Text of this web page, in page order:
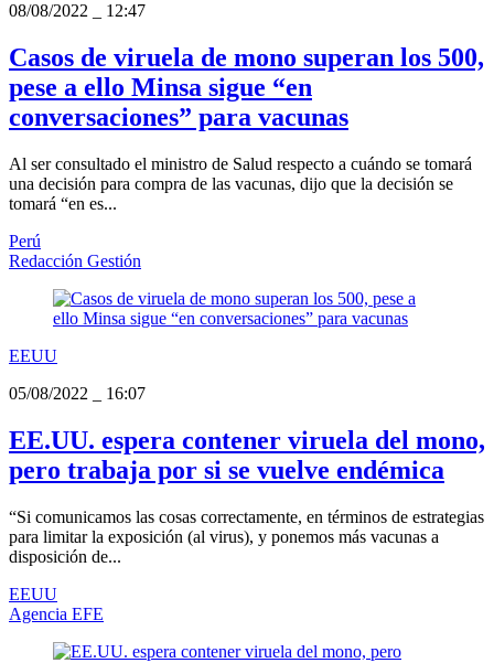
08/08/2022
12:47
Casos de viruela de mono superan los 500,
pese a ello Minsa sigue “en
conversaciones” para vacunas
Al ser consultado el ministro de Salud respecto a cuándo se tomará
una decisión para compra de las vacunas, dijo que la decisión se
tomará “en es...
Perú
Redacción Gestión
EEUU
05/08/2022
16:07
EE.UU. espera contener viruela del mono,
pero trabaja por si se vuelve endémica
“Si comunicamos las cosas correctamente, en términos de estrategias
para limitar la exposición (al virus), y ponemos más vacunas a
disposición de...
EEUU
Agencia EFE